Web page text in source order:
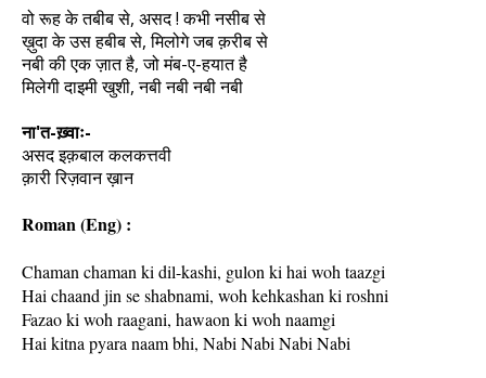
वो रूह के तबीब से, असद ! कभी नसीब से
ख़ुदा के उस हबीब से, मिलोगे जब क़रीब से
नबी की एक ज़ात है, जो मंब-ए-हयात है
मिलेगी दाइ‌मी खुशी, नबी नबी नबी नबी
ना'त-ख़्वाः-
असद इक़बाल कलकत्तवी
क़ारी रिज़वान ख़ान
Roman (Eng) :
Chaman chaman ki dil-kashi, gulon ki hai woh taazgi
Hai chaand jin se shabnami, woh kehkashan ki roshni
Fazao ki woh raagani, hawaon ki woh naamgi
Hai kitna pyara naam bhi, Nabi Nabi Nabi Nabi